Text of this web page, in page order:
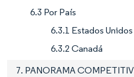
6.3 Por País
6.3.1 Estados Unidos
6.3.2 Canadá
7. PANORAMA